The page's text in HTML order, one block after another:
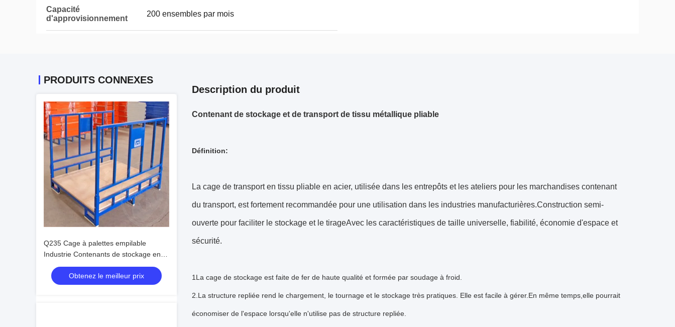
Capacité
d'approvisionnement
200 ensembles par mois
PRODUITS CONNEXES
Q235 Cage à palettes empilable
Industrie Contenants de stockage en
maille métallique
Obtenez le meilleur prix
Description du produit
Contenant de stockage et de transport de tissu métallique pliable
Définition:
La cage de transport en tissu pliable en acier, utilisée dans les entrepôts et les ateliers pour les marchandises contenant
du transport, est fortement recommandée pour une utilisation dans les industries manufacturières.Construction semi-
ouverte pour faciliter le stockage et le tirageAvec les caractéristiques de taille universelle, fiabilité, économie d'espace et
sécurité.
1La cage de stockage est faite de fer de haute qualité et formée par soudage à froid.
2.La structure repliée rend le chargement, le tournage et le stockage très pratiques. Elle est facile à gérer.En même temps,elle pourrait
économiser de l'espace lorsqu'elle n'utilise pas de structure repliée.